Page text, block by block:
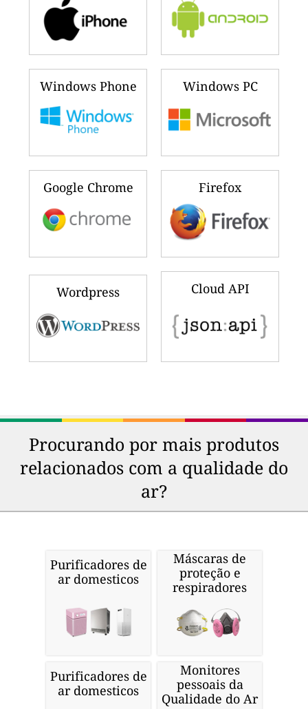
Windows Phone Windows PC
Google Chrome Firefox
Wordpress Cloud API
Procurando por mais produtos
relacionados com a qualidade do
ar?
Purificadores de
ar domesticos
Máscaras de
proteção e
respiradores
Purificadores de
ar domesticos
Monitores
pessoais da
Qualidade do Ar